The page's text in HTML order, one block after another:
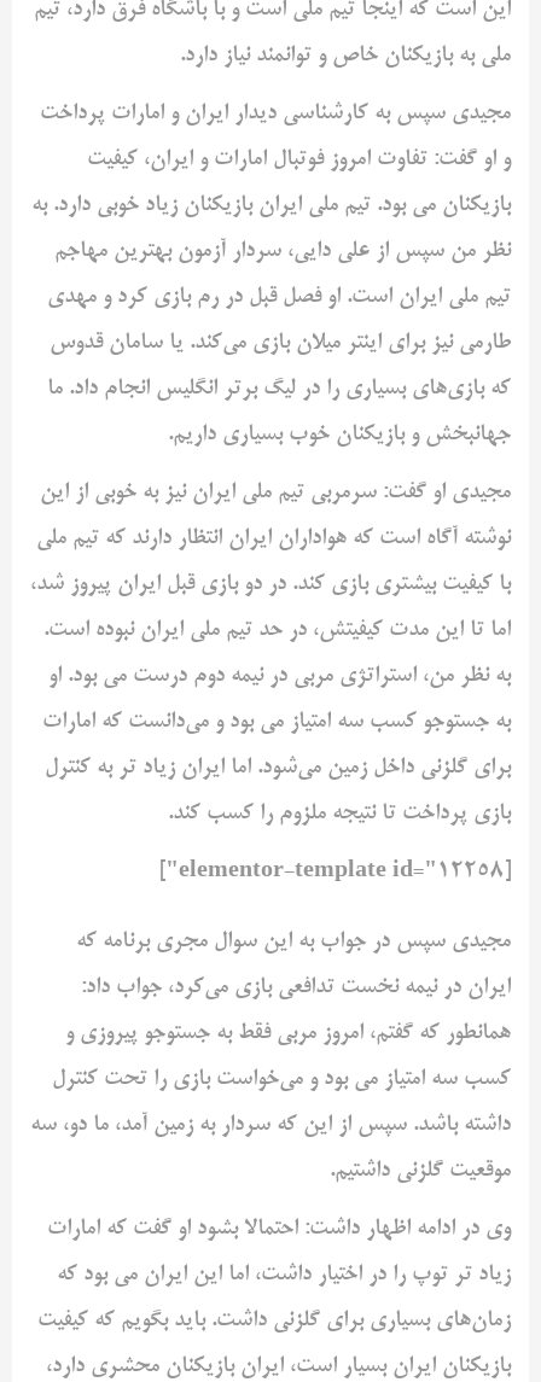
این است که اینجا تیم ملی است و با باشگاه فرق دارد، تیم
ملی به بازیکنان خاص و توانمند نیاز دارد.
مجیدی سپس به کارشناسی دیدار ایران و امارات پرداخت
و او گفت: تفاوت امروز فوتبال امارات و ایران، کیفیت
بازیکنان می بود. تیم ملی ایران بازیکنان زیاد خوبی دارد. به
نظر من سپس از علی دایی، سردار آزمون بهترین مهاجم
تیم ملی ایران است. او فصل قبل در رم بازی کرد و مهدی
طارمی نیز برای اینتر میلان بازی می‌کند. یا سامان قدوس
که بازی‌های بسیاری را در لیگ برتر انگلیس انجام داد. ما
جهانبخش و بازیکنان خوب بسیاری داریم.
مجیدی او گفت: سرمربی تیم ملی ایران نیز به خوبی از این
نوشته آگاه است که هواداران ایران انتظار دارند که تیم ملی
با کیفیت بیشتری بازی کند. در دو بازی قبل ایران پیروز شد،
اما تا این مدت کیفیتش، در حد تیم ملی ایران نبوده است.
به نظر من، استراتژی مربی در نیمه دوم درست می بود. او
به جستوجو کسب سه امتیاز می بود و می‌دانست که امارات
برای گلزنی داخل زمین می‌شود. اما ایران زیاد تر به کنترل
بازی پرداخت تا نتیجه ملزوم را کسب کند.
مجیدی سپس در جواب به این سوال مجری برنامه که
ایران در نیمه نخست تدافعی بازی می‌کرد، جواب داد:
همانطور که گفتم، امروز مربی فقط به جستوجو پیروزی و
کسب سه امتیاز می بود و می‌خواست بازی را تحت کنترل
داشته باشد. سپس از این که سردار به زمین آمد، ما دو، سه
موقعیت گلزنی داشتیم.
وی در ادامه اظهار داشت: احتمالا بشود او گفت که امارات
زیاد تر توپ را در اختیار داشت، اما این ایران می بود که
زمان‌های بسیاری برای گلزنی داشت. باید بگویم که کیفیت
بازیکنان ایران بسیار است، ایران بازیکنان محشری دارد،